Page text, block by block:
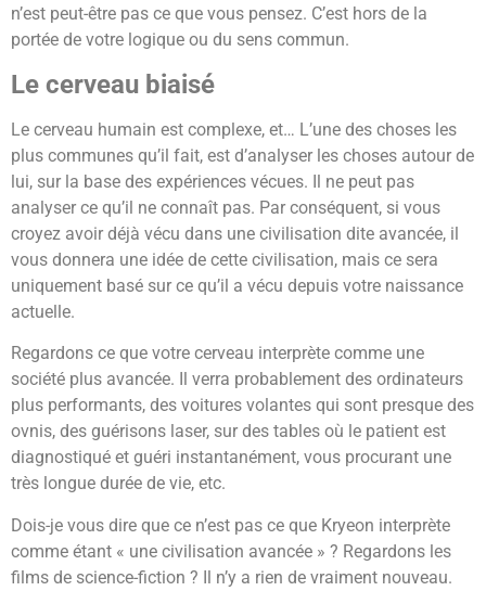
n’est peut-être pas ce que vous pensez. C’est hors de la
portée de votre logique ou du sens commun.
Le cerveau biaisé
Le cerveau humain est complexe, et… L’une des choses les
plus communes qu’il fait, est d’analyser les choses autour de
lui, sur la base des expériences vécues. Il ne peut pas
analyser ce qu’il ne connaît pas. Par conséquent, si vous
croyez avoir déjà vécu dans une civilisation dite avancée, il
vous donnera une idée de cette civilisation, mais ce sera
uniquement basé sur ce qu’il a vécu depuis votre naissance
actuelle.
Regardons ce que votre cerveau interprète comme une
société plus avancée. Il verra probablement des ordinateurs
plus performants, des voitures volantes qui sont presque des
ovnis, des guérisons laser, sur des tables où le patient est
diagnostiqué et guéri instantanément, vous procurant une
très longue durée de vie, etc.
Dois-je vous dire que ce n’est pas ce que Kryeon interprète
comme étant « une civilisation avancée » ? Regardons les
films de science-fiction ? Il n’y a rien de vraiment nouveau.